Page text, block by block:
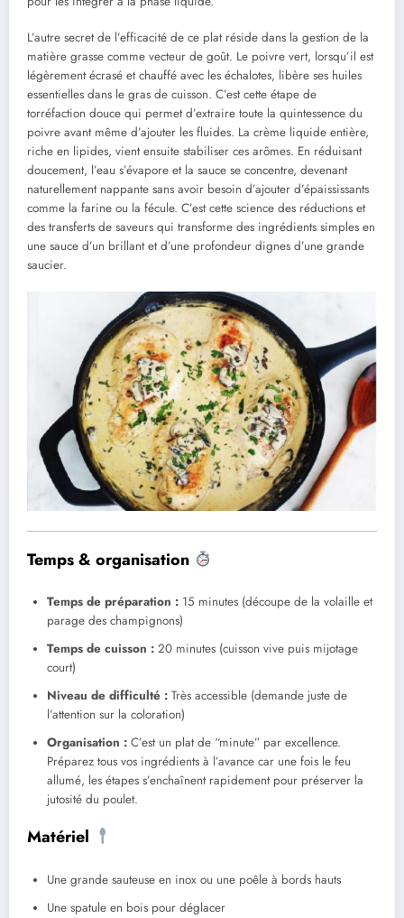
L’autre secret de l’efficacité de ce plat réside dans la gestion de la
matière grasse comme vecteur de goût. Le poivre vert, lorsqu’il est
légèrement écrasé et chauffé avec les échalotes, libère ses huiles
essentielles dans le gras de cuisson. C’est cette étape de
torréfaction douce qui permet d’extraire toute la quintessence du
poivre avant même d’ajouter les fluides. La crème liquide entière,
riche en lipides, vient ensuite stabiliser ces arômes. En réduisant
doucement, l’eau s’évapore et la sauce se concentre, devenant
naturellement nappante sans avoir besoin d’ajouter d’épaississants
comme la farine ou la fécule. C’est cette science des réductions et
des transferts de saveurs qui transforme des ingrédients simples en
une sauce d’un brillant et d’une profondeur dignes d’une grande
saucier.
Temps & organisation
Temps de préparation : 15 minutes (découpe de la volaille et
parage des champignons)
Temps de cuisson : 20 minutes (cuisson vive puis mijotage
court)
Niveau de difficulté : Très accessible (demande juste de
l’attention sur la coloration)
Organisation : C’est un plat de “minute” par excellence.
Préparez tous vos ingrédients à l’avance car une fois le feu
allumé, les étapes s’enchaînent rapidement pour préserver la
jutosité du poulet.
Matériel
Une grande sauteuse en inox ou une poêle à bords hauts
Une spatule en bois pour déglacer